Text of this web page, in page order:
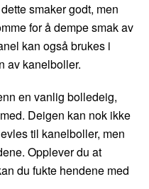
smaker godt, men
for å dempe smak av
kan også brukes i
av kanelboller.
en vanlig bolledeig,
Deigen kan nok ikke
til kanelboller, men
Opplever du at
du fukte hendene med